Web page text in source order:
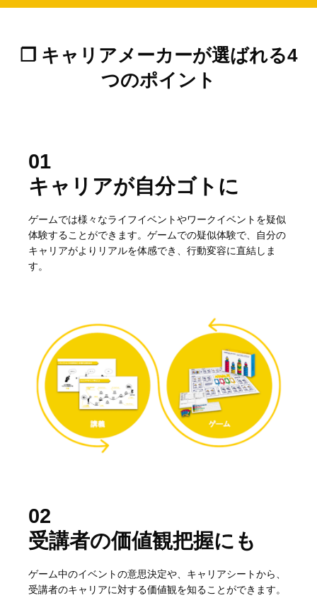
❐ キャリアメーカーが選ばれる4
つのポイント
01
キャリアが自分ゴトに
ゲームでは様々なライフイベントやワークイベントを疑似
体験することができます。ゲームでの疑似体験で、自分の
キャリアがよりリアルを体感でき、行動変容に直結しま
す。
02
受講者の価値観把握にも
ゲーム中のイベントの意思決定や、キャリアシートから、
受講者のキャリアに対する価値観を知ることができます。